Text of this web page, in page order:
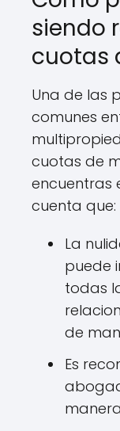
siendo
cuotas
Una de las
comunes
cuotas de
encuentras
cuenta que:
La
puede
todas
de
Es